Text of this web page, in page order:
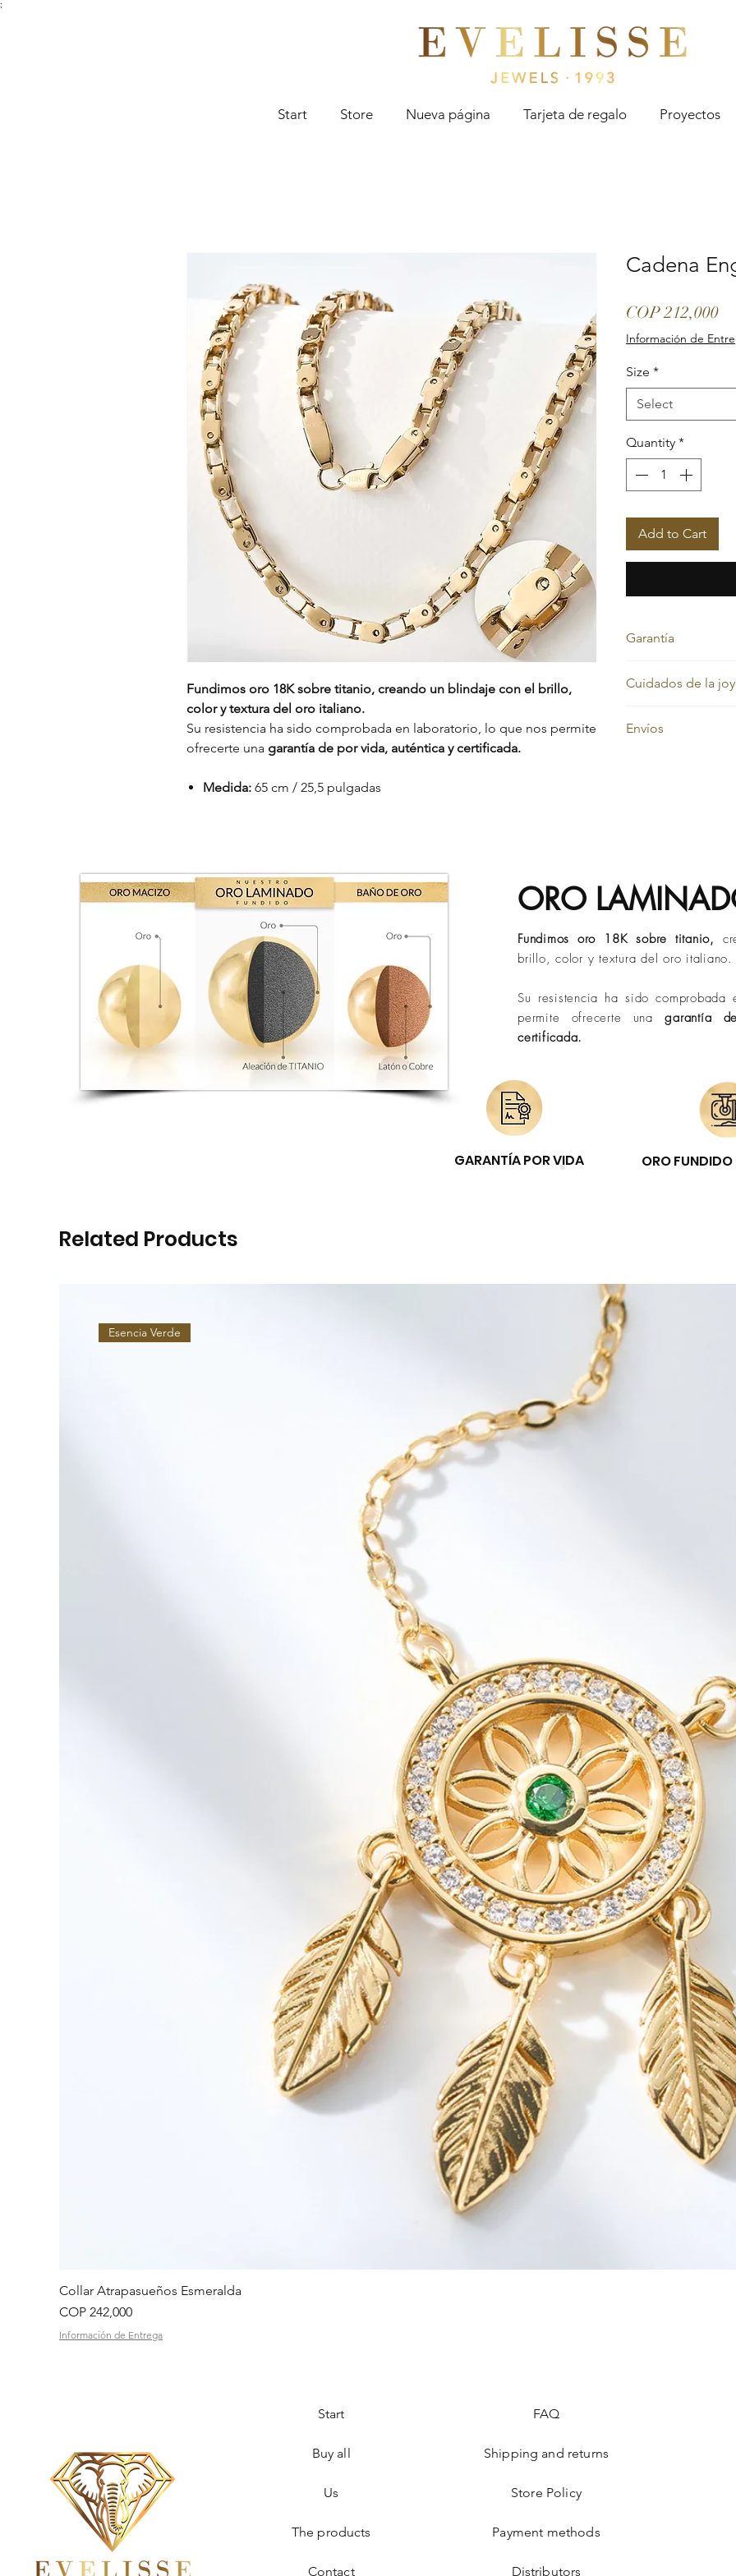
;
Evelisse Jewels
Start Store Nueva página Tarjeta de regalo Proyectos
Fundimos oro 18K sobre titanio, creando un blindaje con el brillo,
color y textura del oro italiano.
Su resistencia ha sido comprobada en laboratorio, lo que nos permite
ofrecerte una garantía de por vida, auténtica y certificada.
Medida: 65 cm / 25,5 pulgadas
Cadena
COP 212,000
Información de
Size *
Select
Quantity *
Add to Cart
Garantía
por eso cada pieza
Además, cuentas
cubre:
Cuidados de la
siempre su color
Envíos
Políticas de Envió).
Los tiempos
de operación o
ORO
Fundimos oro 18K sobre titanio,
brillo, color y textura del oro italiano.
Su resistencia ha sido
permite ofrecerte unagarantía
certificada.
GARANTÍA POR VIDA ORO
Related Products
Esencia Verde
Collar Atrapasueños Esmeralda
Price
COP 242,000
Información de Entrega
Start
Buy all
Us
The products
Contact
FAQ
Shipping and returns
Store Policy
Payment methods
Distributors